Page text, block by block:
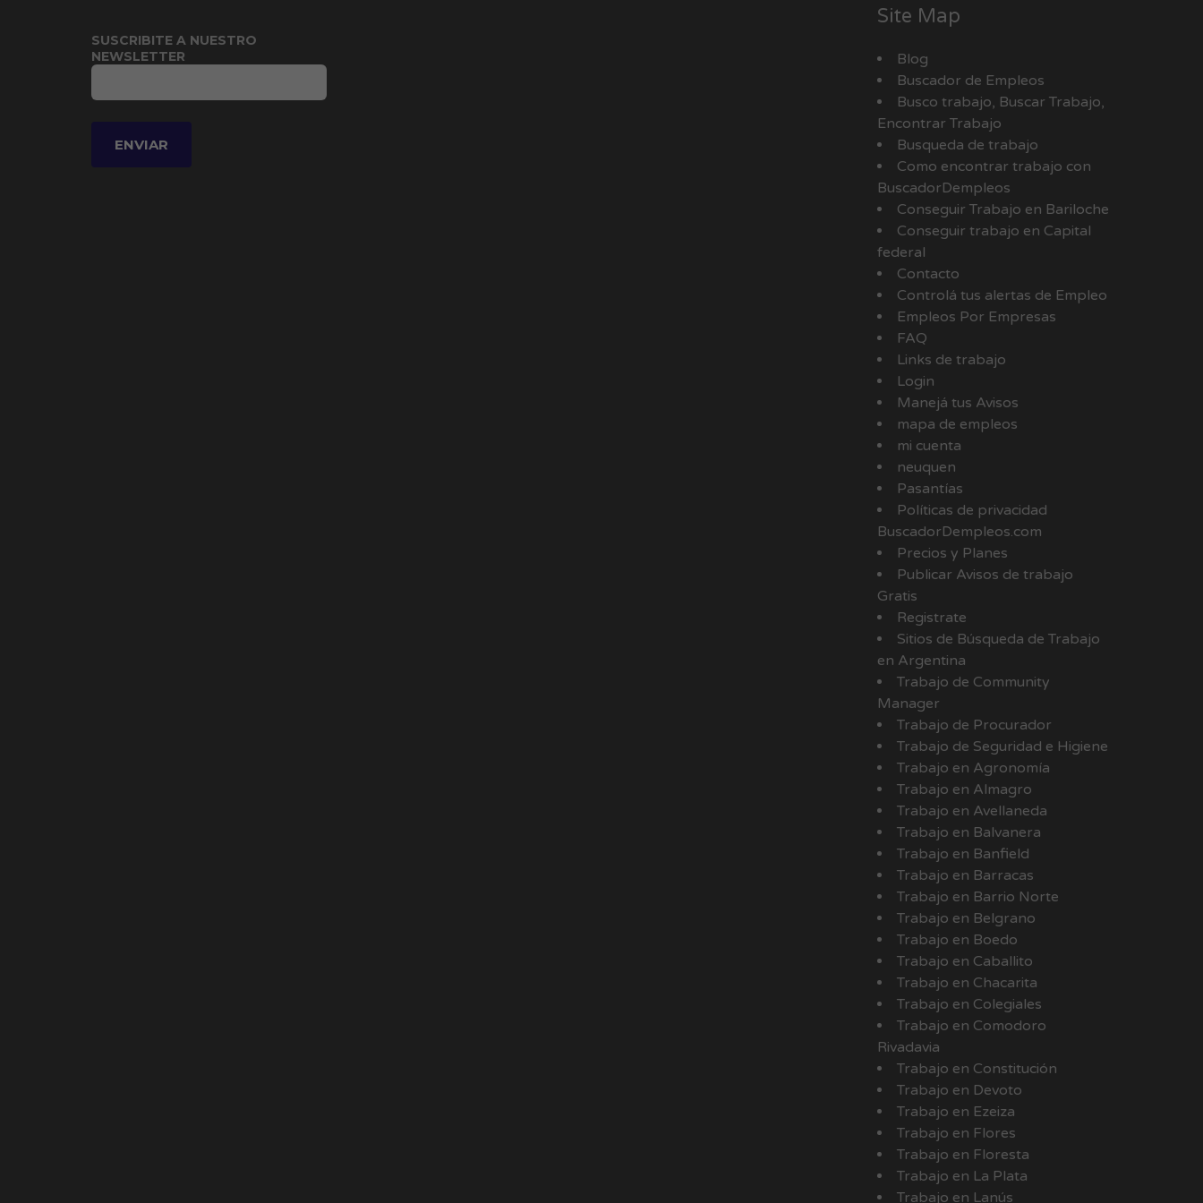
SUSCRIBITE A NUESTRO
NEWSLETTER
Site Map
Blog
Buscador de Empleos
Busco trabajo, Buscar Trabajo,
Encontrar Trabajo
Busqueda de trabajo
Como encontrar trabajo con
BuscadorDempleos
Conseguir Trabajo en Bariloche
Conseguir trabajo en Capital
federal
Contacto
Controlá tus alertas de Empleo
Empleos Por Empresas
FAQ
Links de trabajo
Login
Manejá tus Avisos
mapa de empleos
mi cuenta
neuquen
Pasantías
Políticas de privacidad
BuscadorDempleos.com
Precios y Planes
Publicar Avisos de trabajo
Gratis
Registrate
Sitios de Búsqueda de Trabajo
en Argentina
Trabajo de Community
Manager
Trabajo de Procurador
Trabajo de Seguridad e Higiene
Trabajo en Agronomía
Trabajo en Almagro
Trabajo en Avellaneda
Trabajo en Balvanera
Trabajo en Banfield
Trabajo en Barracas
Trabajo en Barrio Norte
Trabajo en Belgrano
Trabajo en Boedo
Trabajo en Caballito
Trabajo en Chacarita
Trabajo en Colegiales
Trabajo en Comodoro
Rivadavia
Trabajo en Constitución
Trabajo en Devoto
Trabajo en Ezeiza
Trabajo en Flores
Trabajo en Floresta
Trabajo en La Plata
Trabajo en Lanús